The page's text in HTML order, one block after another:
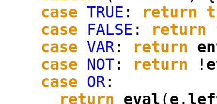
case TRUE : return
case
FALSE : return
case VAR: return
case
NOT: return !
case OR:
return
eval(e .